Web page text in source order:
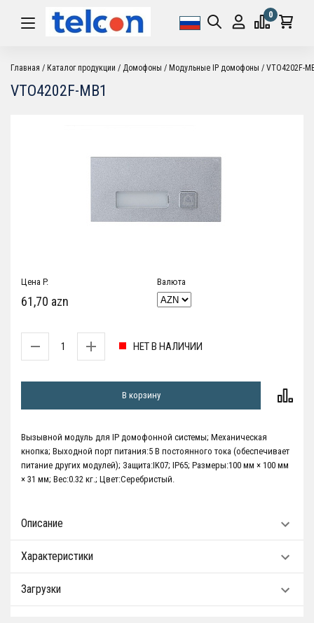
0
Главная Каталог продукции Домофоны Модульные IP домофоны VTO4202F-
VTO4202F-MB1
Цена P.
61,70 azn
Валюта
НЕТ В НАЛИЧИИ
В корзину
Вызывной модуль для IP домофонной системы; Механическая
кнопка; Выходной порт питания:5 В постоянного тока (обеспечивает
питание других модулей); Защита:IK07; IP65; Размеры:100 мм × 100 мм
× 31 мм; Вес:0.32 кг.; Цвет:Серебристый.
Описание
Характеристики
Загрузки